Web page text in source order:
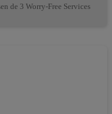
de 3 Worry-Free Services